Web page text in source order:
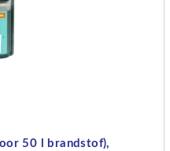
50 l brandstof),